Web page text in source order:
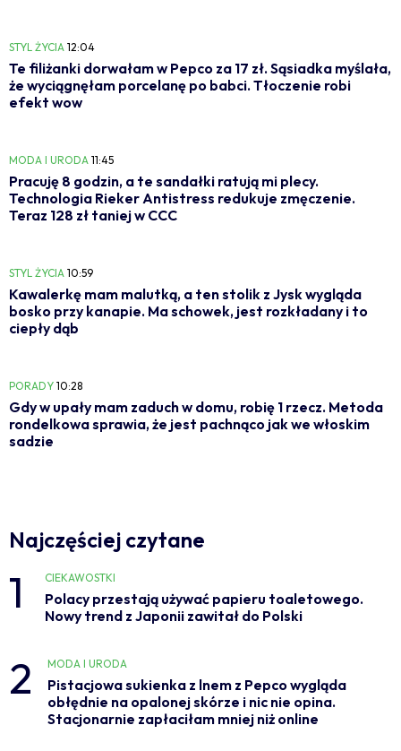
STYL ŻYCIA 12:04
Te filiżanki dorwałam w Pepco za 17 zł. Sąsiadka myślała,
że wyciągnęłam porcelanę po babci. Tłoczenie robi
efekt wow
MODA I URODA 11:45
Pracuję 8 godzin, a te sandałki ratują mi plecy.
Technologia Rieker Antistress redukuje zmęczenie.
Teraz 128 zł taniej w CCC
STYL ŻYCIA 10:59
Kawalerkę mam malutką, a ten stolik z Jysk wygląda
bosko przy kanapie. Ma schowek, jest rozkładany i to
ciepły dąb
PORADY 10:28
Gdy w upały mam zaduch w domu, robię 1 rzecz. Metoda
rondelkowa sprawia, że jest pachnąco jak we włoskim
sadzie
Najczęściej czytane
1 CIEKAWOSTKI
Polacy przestają używać papieru toaletowego.
Nowy trend z Japonii zawitał do Polski
2 MODA I URODA
Pistacjowa sukienka z lnem z Pepco wygląda
obłędnie na opalonej skórze i nic nie opina.
Stacjonarnie zapłaciłam mniej niż online